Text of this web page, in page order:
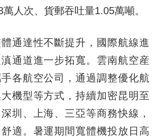
人次、貨郵吞吐量1.05萬噸。
達性不斷提升，國際航線進
通道進一步拓寬。雲南航空産
各航空公司，通過調整優化航
機型等方式，持續加密昆明至
圳、上海、三亞等商務快線，
適。暑運期間寬體機投放日高